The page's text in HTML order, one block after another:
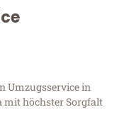
Umzugsservice in
mit höchster Sorgfalt